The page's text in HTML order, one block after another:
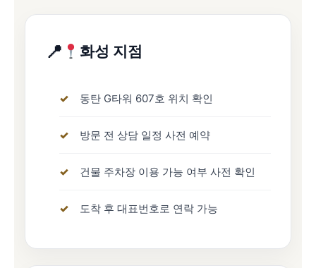
화성 지점
동탄 G타워 607호 위치 확인
방문 전 상담 일정 사전 예약
건물 주차장 이용 가능 여부 사전 확인
도착 후 대표번호로 연락 가능